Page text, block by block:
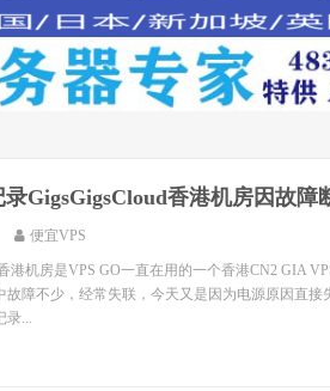
录GigsGigsCloud香港机房因故障
便宜VPS
港机房是VPS GO一直在用的一个香港CN2 GIA
故障不少，经常失联，今天又是因为电源原因直接
录...